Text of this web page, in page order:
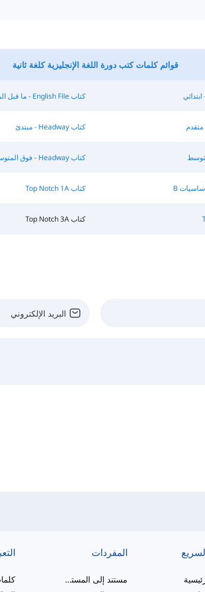
قوائم كلمات كتب دورة اللغة الإنجليزية كلغة ثانية
كتاب English File - ما قبل المتوسط
كتاب Headway - مبتدئ
كتاب Headway - فوق المتوسط
كتاب Top Notch 1A
كتاب Top Notch 3A
المفردات
مستند إلى المستوى